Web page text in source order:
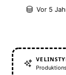
Vor 5